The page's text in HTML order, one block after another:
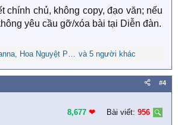
chính chủ, không copy, đạo văn; nếu
yêu cầu gỡ/xóa bài tại Diễn đàn.
, Hoa Nguyệt Phụng và 5 người khác
#4
8,677 ❤︎ Bài viết: 956